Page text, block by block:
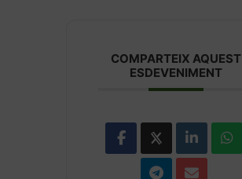
COMPARTEIX AQUEST
ESDEVENIMENT